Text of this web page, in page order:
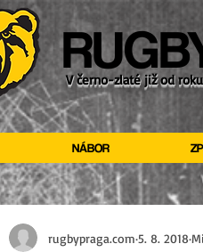
V černo-zlaté již od
NÁBOR
rugbypraga.com 5. 8. 2018